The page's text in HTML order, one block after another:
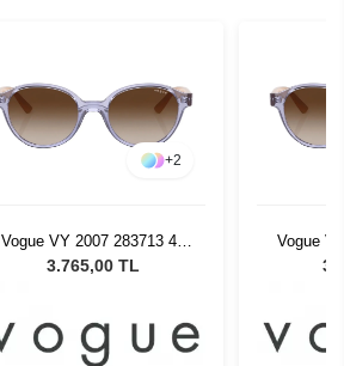
+2
Vogue VY 2007 283713 45
Kadın Güneş Gözlüğü
3.765,00 TL
Vogue